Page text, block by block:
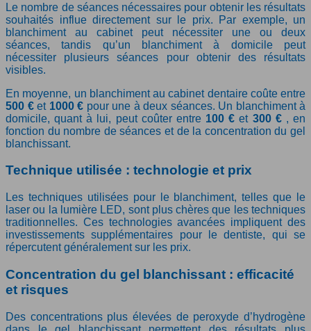
Le nombre de séances nécessaires pour obtenir les résultats
souhaités influe directement sur le prix. Par exemple, un
blanchiment au cabinet peut nécessiter une ou deux
séances, tandis qu’un blanchiment à domicile peut
nécessiter plusieurs séances pour obtenir des résultats
visibles.
En moyenne, un blanchiment au cabinet dentaire coûte entre
500 € et 1000 € pour une à deux séances. Un blanchiment à
domicile, quant à lui, peut coûter entre 100 €et 300 € , en
fonction du nombre de séances et de la concentration du gel
blanchissant.
Technique utilisée : technologie et prix
Les techniques utilisées pour le blanchiment, telles que le
laser ou la lumière LED, sont plus chères que les techniques
traditionnelles. Ces technologies avancées impliquent des
investissements supplémentaires pour le dentiste, qui se
répercutent généralement sur les prix.
Concentration du gel blanchissant : efficacité
et risques
Des concentrations plus élevées de peroxyde d’hydrogène